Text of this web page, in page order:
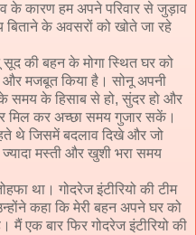
के कारण हम अपने परिवार से जुड़ाव
बिताने के अवसरों को खोते जा रहे
सूद की बहन के मोगा स्थित घर को
और मजबूत किया है। सोनू अपनी
समय के हिसाब से हो, सुंदर हो और
मिल कर अच्छा समय गुजार सकें।
थे जिसमें बदलाव दिखे और जो
मस्ती और खुशी भरा समय
था। गोदरेज इंटीरियो की टीम
कहा कि मेरी बहन अपने घर को
एक बार फिर गोदरेज इंटीरियो की